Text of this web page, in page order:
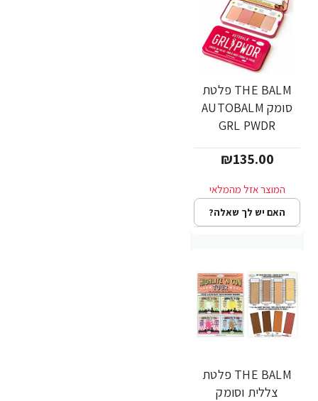
THE BALM פלטת
סומק AUTOBALM
GRL PWDR
₪135.00
האם יש לך שאלה?
THE BALM פלטת
צללית וסומק